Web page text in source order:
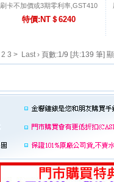
刷卡不加價或3期零利率,GST410
特價:NT＄6240
2 3 > Last › 頁數:1/9 [共:139 筆]